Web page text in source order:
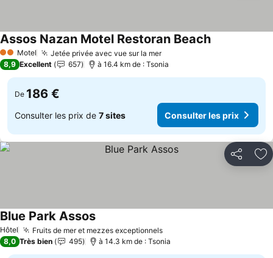
2 ÉtoilesMotel Jetée privée avec vue sur la mer
Assos Nazan Motel Restoran Beach
8,9 Excellent 657 à 16.4 km de : Tsonia
De 186 €
Consulter les prix de 7 sites Consulter les prix
Partager
Hôtel Fruits de mer et mezzes exceptionnels
Blue Park Assos
8,0 Très bien 495 à 14.3 km de : Tsonia